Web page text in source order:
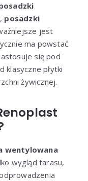
, posadzki
jest
ma powstać
się pod
klasyczne płytki
żywicznej.
wentylowana
wygląd tarasu,